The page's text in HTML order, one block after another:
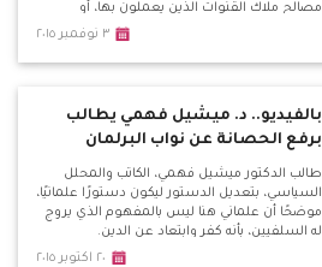
مصالح ملاك القنوات الذين يعملون بها، أو
أجندات خارجية يتلقون أموال نظير تطبيقها.
٣ نوفمبر ٢٠١٥
بالفيديو.. د. ميشيل فهمي يطالب
برفع الحصانة عن نواب البرلمان
طالب الدكتور ميشيل فهمي، الكاتب والمحلل
السياسي، بتعديل الدستور ليكون دستورًا علمانيًا،
موضحًا أن علماني هنا ليس بالمفهوم الذي يروج
له السلفيين، بأنه كفر وابتعاد عن الدين.
٢٠ اكتوبر ٢٠١٥